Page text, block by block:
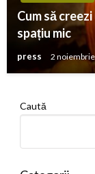
Cum să
spațiu mic
press 2
Caută